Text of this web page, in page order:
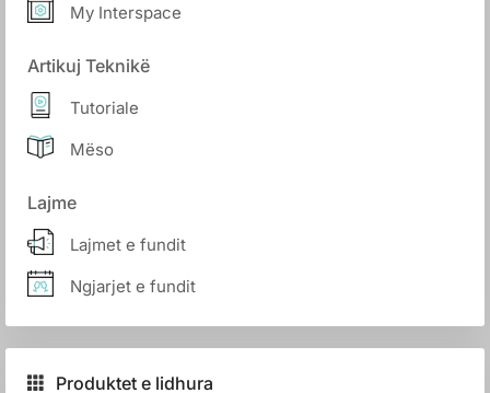
My Interspace
Artikuj Teknikë
Tutoriale
Mëso
Lajme
Lajmet e fundit
Ngjarjet e fundit
Produktet e lidhura